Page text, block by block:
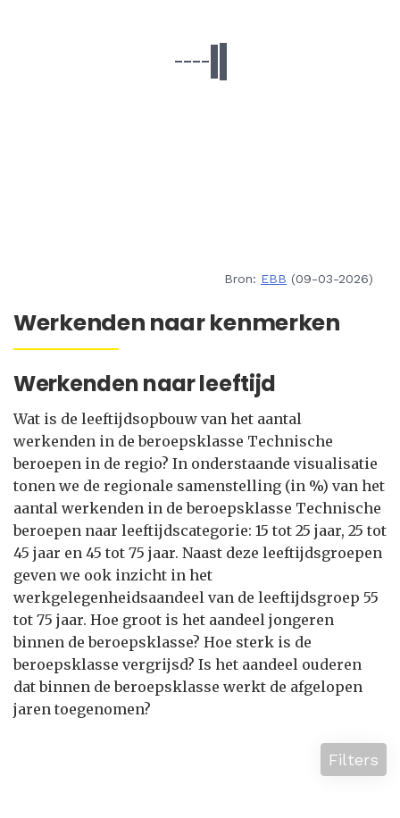
Bron: EBB (09-03-2026)
Werkenden naar kenmerken
Werkenden naar leeftijd
Wat is de leeftijdsopbouw van het aantal
werkenden in de beroepsklasse Technische
beroepen in de regio? In onderstaande visualisatie
tonen we de regionale samenstelling (in %) van het
aantal werkenden in de beroepsklasse Technische
beroepen naar leeftijdscategorie: 15 tot 25 jaar, 25 tot
45 jaar en 45 tot 75 jaar. Naast deze leeftijdsgroepen
geven we ook inzicht in het
werkgelegenheidsaandeel van de leeftijdsgroep 55
tot 75 jaar. Hoe groot is het aandeel jongeren
binnen de beroepsklasse? Hoe sterk is de
beroepsklasse vergrijsd? Is het aandeel ouderen
dat binnen de beroepsklasse werkt de afgelopen
jaren toegenomen?
Filters